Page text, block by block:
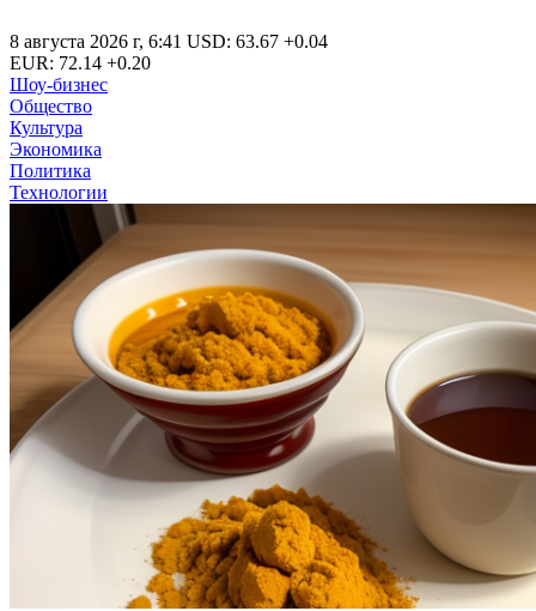
8 августа 2026 г, 6:41 USD: 63.67 +0.04
EUR: 72.14 +0.20
Шоу-бизнес
Общество
Культура
Экономика
Политика
Технологии